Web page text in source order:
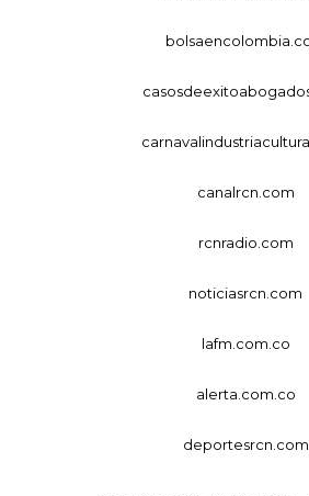
canalrcn.com
rcnradio.com
noticiasrcn.com
lafm.com.co
alerta.com.co
deportesrcn.com